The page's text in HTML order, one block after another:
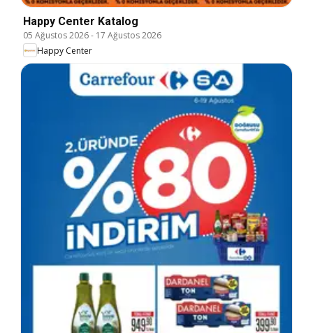
Happy Center Katalog
05 Ağustos 2026- 17 Ağustos 2026
Happy Center